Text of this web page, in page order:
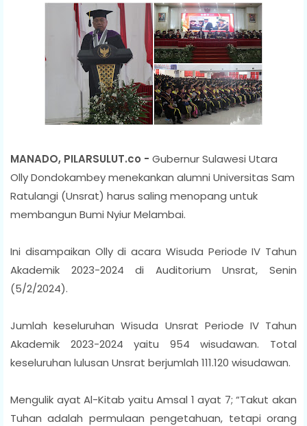
MANADO, PILARSULUT.co - Gubernur Sulawesi Utara
Olly Dondokambey menekankan alumni Universitas Sam
Ratulangi (Unsrat) harus saling menopang untuk
membangun Bumi Nyiur Melambai.
Ini disampaikan Olly di acara Wisuda Periode IV Tahun
Akademik 2023-2024 di Auditorium Unsrat, Senin
(5/2/2024).
Jumlah keseluruhan Wisuda Unsrat Periode IV Tahun
Akademik 2023-2024 yaitu 954 wisudawan. Total
keseluruhan lulusan Unsrat berjumlah 111.120 wisudawan.
Mengulik ayat Al-Kitab yaitu Amsal 1 ayat 7; “Takut akan
Tuhan adalah permulaan pengetahuan, tetapi orang